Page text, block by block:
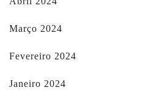
Março 2024
Fevereiro 2024
Janeiro 2024